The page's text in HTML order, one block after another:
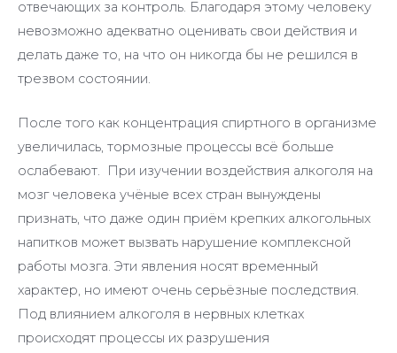
отвечающих за контроль. Благодаря этому человеку
невозможно адекватно оценивать свои действия и
делать даже то, на что он никогда бы не решился в
трезвом состоянии.
После того как концентрация спиртного в организме
увеличилась, тормозные процессы всё больше
ослабевают. При изучении воздействия алкоголя на
мозг человека учёные всех стран вынуждены
признать, что даже один приём крепких алкогольных
напитков может вызвать нарушение комплексной
работы мозга. Эти явления носят временный
характер, но имеют очень серьёзные последствия.
Под влиянием алкоголя в нервных клетках
происходят процессы их разрушения